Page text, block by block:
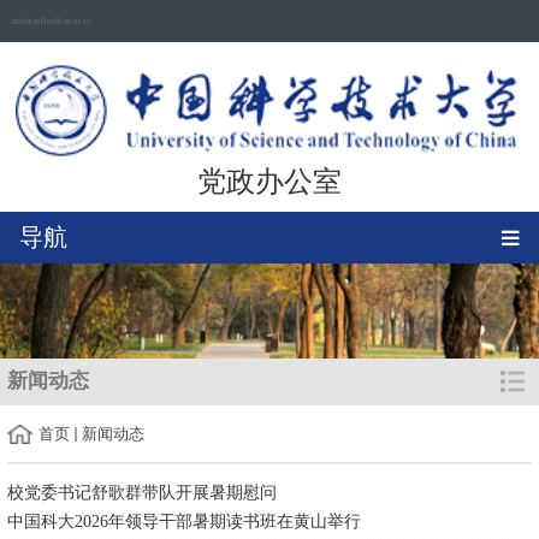
2026年08月09日 08:32:13
党政办公室
导航
新闻动态
首页 新闻动态
校党委书记舒歌群带队开展暑期慰问
中国科大2026年领导干部暑期读书班在黄山举行